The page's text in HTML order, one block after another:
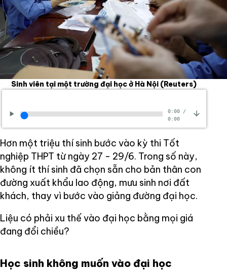
Sinh viên tại một trường đại học ở Hà Nội (Reuters)
0:00/
0:00
Hơn một triệu thí sinh bước vào kỳ thi Tốt
nghiệp THPT từ ngày 27 - 29/6. Trong số này,
không ít thí sinh đã chọn sẵn cho bản thân con
đường xuất khẩu lao động, mưu sinh nơi đất
khách, thay vì bước vào giảng đường đại học.
Liệu có phải xu thế vào đại học bằng mọi giá
đang đổi chiều?
Học sinh không muốn vào đại học